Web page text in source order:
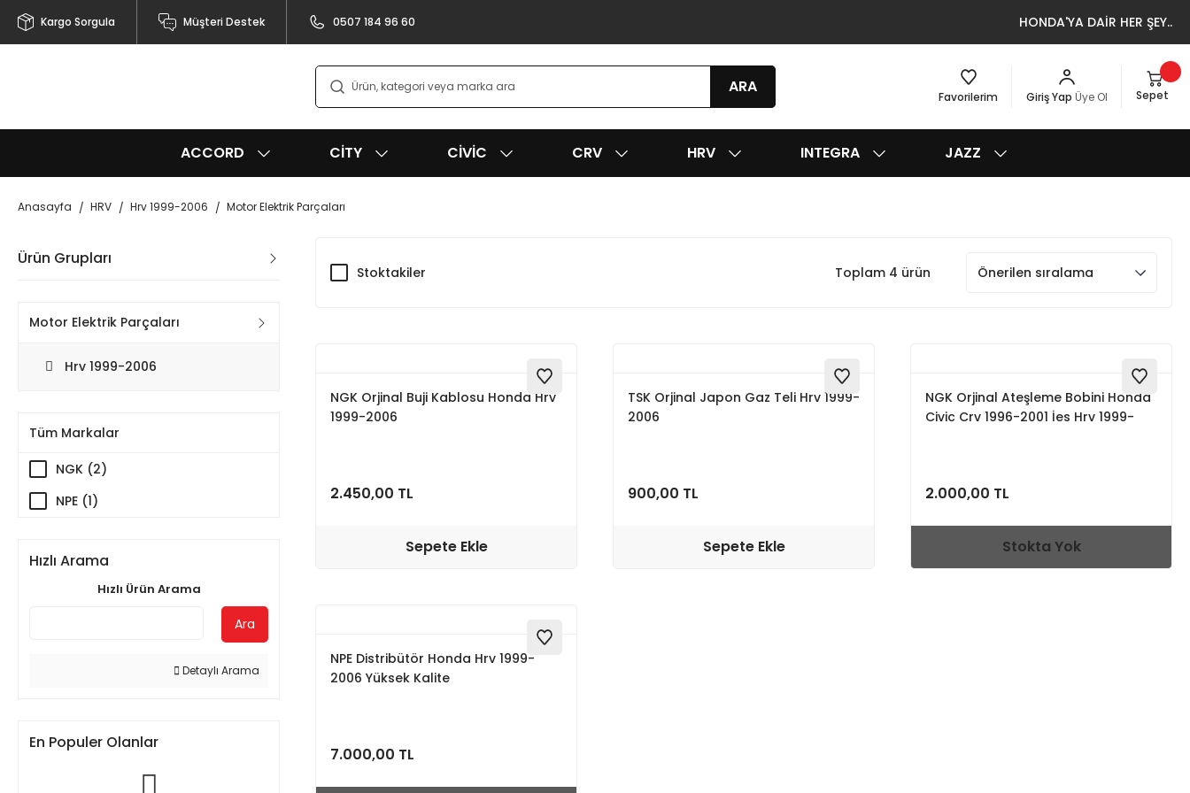
Kargo Sorgula Müşteri Destek 0507 184 96 60 HONDA'YA DAİR HER ŞEY..
ARA
Favorilerim Giriş Yap Üye Ol Sepet
ACCORD CITY CIVIC CRV HRV INTEGRA JAZZ
Anasayfa HRV Hrv 1999-2006 Motor Elektrik Parçaları
Ürün Grupları
Motor Elektrik Parçaları
Hrv 1999-2006
Tüm Markalar
NGK (2)
NPE (1)
Hızlı Arama
Hızlı Ürün Arama
Ara
Detaylı Arama
En Populer Olanlar
Stoktakiler Toplam 4 ürün
NGK Orjinal Buji Kablosu Honda Hrv
1999-2006
2.450,00 TL
Sepete Ekle
TSK Orjinal Japon Gaz Teli Hrv 1999-
2006
900,00 TL
Sepete Ekle
NGK Orjinal Ateşleme Bobini Honda
Civic Crv 1996-2001 İes Hrv 1999-
2.000,00 TL
Stokta Yok
NPE Distribütör Honda Hrv 1999-
2006 Yüksek Kalite
7.000,00 TL